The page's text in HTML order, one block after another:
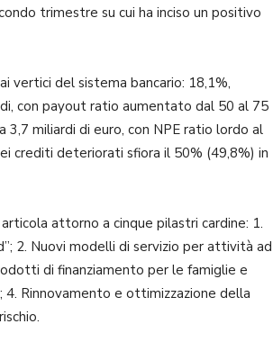
trimestre su cui ha inciso un positivo
vertici del sistema bancario: 18,1%,
con payout ratio aumentato dal 50 al 75
miliardi di euro, con NPE ratio lordo al
crediti deteriorati sfiora il 50% (49,8%) in
attorno a cinque pilastri cardine: 1.
2. Nuovi modelli di servizio per attività ad
di finanziamento per le famiglie e
Rinnovamento e ottimizzazione della